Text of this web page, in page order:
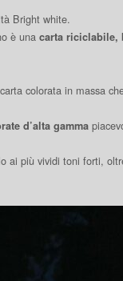
Bright white.
è una carta riciclabile,
colorata in massa
d’alta gamma
ai più vividi toni forti,